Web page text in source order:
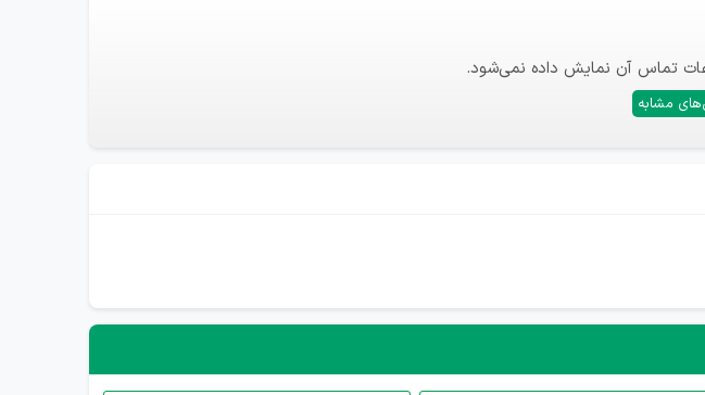
تماس آن نمایش داده نمی‌شود.
مشابه